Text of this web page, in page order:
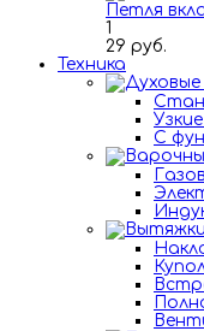
Петля
1
29 руб.
Техника
С